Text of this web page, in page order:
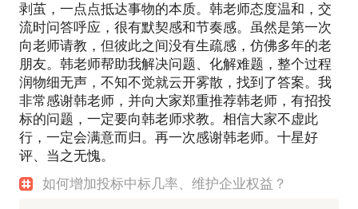
剥茧，一点点抵达事物的本质。韩老师态度温和，交
流时问答呼应，很有默契感和节奏感。虽然是第一次
向老师请教，但彼此之间没有生疏感，仿佛多年的老
朋友。韩老师帮助我解决问题、化解难题，整个过程
润物细无声，不知不觉就云开雾散，找到了答案。我
非常感谢韩老师，并向大家郑重推荐韩老师，有招投
标的问题，一定要向韩老师求教。相信大家不虚此
行，一定会满意而归。再一次感谢韩老师。十星好
评、当之无愧。
如何增加投标中标几率、维护企业权益？